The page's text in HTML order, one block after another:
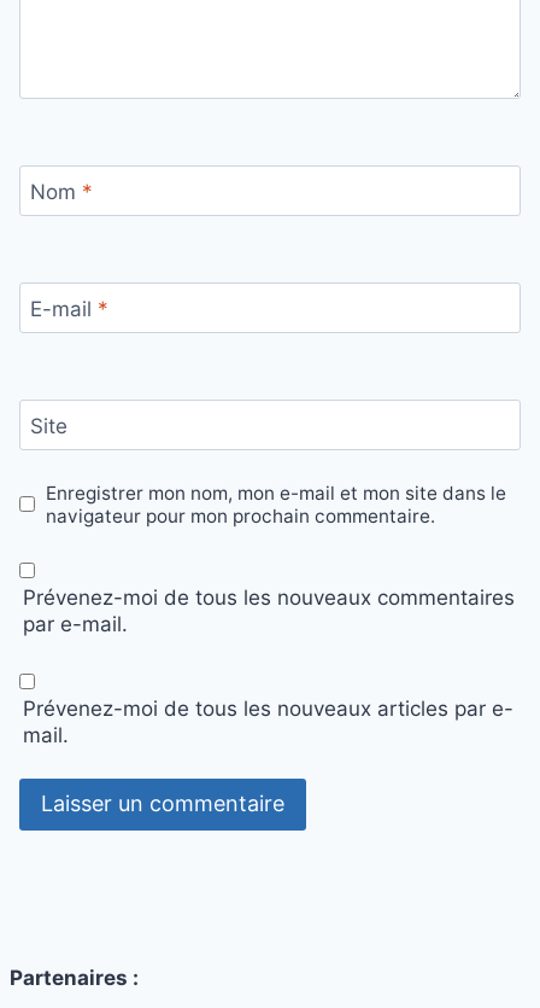
Nom *
E-mail *
Site
Enregistrer mon nom, mon e-mail et mon site dans le
navigateur pour mon prochain commentaire.
Prévenez-moi de tous les nouveaux commentaires
par e-mail.
Prévenez-moi de tous les nouveaux articles par e-
mail.
Partenaires :